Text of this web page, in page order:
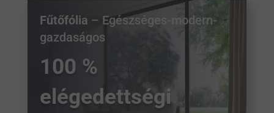
Fűtőfólia – Egészséges-modern-
gazdaságos
100 %
elégedettségi